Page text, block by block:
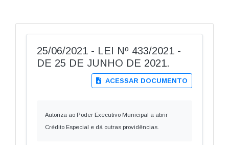
25/06/2021 - LEI Nº 433/2021 -
DE 25 DE JUNHO DE 2021.
ACESSAR DOCUMENTO
Autoriza ao Poder Executivo Municipal a abrir
Crédito Especial e dá outras providências.